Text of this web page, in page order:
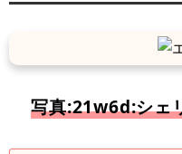
写真:21w6d:シェ